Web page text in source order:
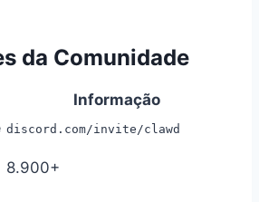
da Comunidade
Informação
discord.com/invite/clawd
8.900+